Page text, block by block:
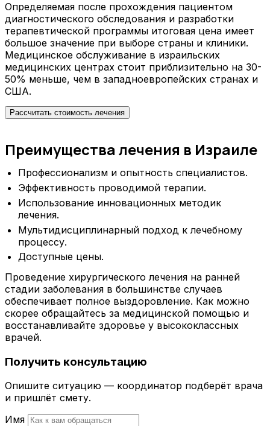
Определяемая после прохождения пациентом
диагностического обследования и разработки
терапевтической программы итоговая цена имеет
большое значение при выборе страны и клиники.
Медицинское обслуживание в израильских
медицинских центрах стоит приблизительно на 30-
50% меньше, чем в западноевропейских странах и
США.
Рассчитать стоимость лечения
Преимущества лечения в Израиле
Профессионализм и опытность специалистов.
Эффективность проводимой терапии.
Использование инновационных методик
лечения.
Мультидисциплинарный подход к лечебному
процессу.
Доступные цены.
Проведение хирургического лечения на ранней
стадии заболевания в большинстве случаев
обеспечивает полное выздоровление. Как можно
скорее обращайтесь за медицинской помощью и
восстанавливайте здоровье у высококлассных
врачей.
Получить консультацию
Опишите ситуацию — координатор подберёт врача
и пришлёт смету.
Имя